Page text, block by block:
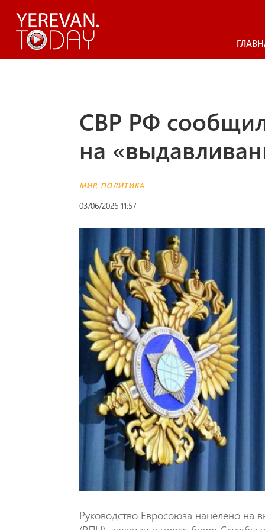
СВР РФ
на
МИР, ПОЛИТИКА
03/06/2026 11:57
Руководство Евросоюза нацелено на